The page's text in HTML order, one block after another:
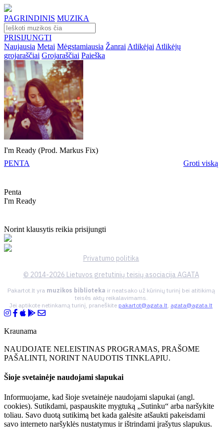
PAGRINDINIS MUZIKA
PRISIJUNGTI
Naujausia Metai Mėgstamiausia Žanrai Atlikėjai Atlikėjų
grojaraščiai Grojaraščiai Paieška
I'm Ready (Prod. Markus Fix)
PENTA
Groti viską
Penta
I'm Ready
Norint klausytis reikia prisijungti
Privatumo politika
© 2014-2026 Lietuvos gretutinių teisių asociacija AGATA
Pakartot.lt yra muzikos biblioteka ir neatsako už kūrinių turinį bei atitikimą
teisės aktų reikalavimams.
Jei aptikote netinkamą turinį, praneškite pakartot@agata.lt, agata@agata.lt
Kraunama
NAUDOJATE NELEISTINAS PROGRAMAS, PRAŠOME
PAŠALINTI, NORINT NAUDOTIS TINKLAPIU.
Šioje svetainėje naudojami slapukai
Informuojame, kad šioje svetainėje naudojami slapukai (angl.
cookies). Sutikdami, paspauskite mygtuką „Sutinku“ arba naršykite
toliau. Savo duotą sutikimą bet kada galėsite atšaukti pakeisdami
savo interneto naršyklės nustatymus ir ištrindami įrašytus slapukus.